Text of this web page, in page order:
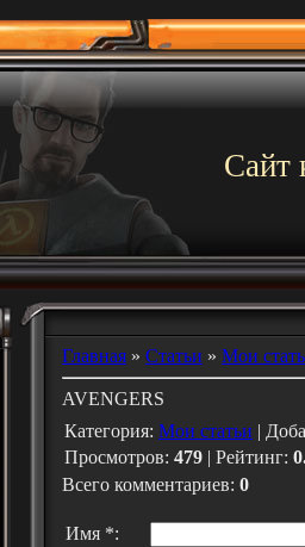
Сайт
Главная » Статьи » Мои
AVENGERS
Категория: Мои статьи |
Просмотров: 479 | Рейтинг:
Всего комментариев: 0
Имя *: